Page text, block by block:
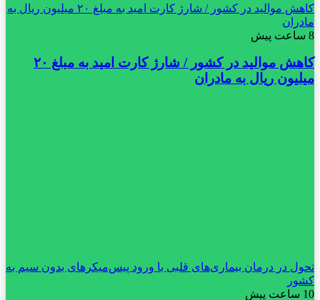
کاهش موالید در کشور / شارژ کارت امید به مبلغ ۲۰ میلیون ریال به
مادران
8 ساعت پیش
کاهش موالید در کشور / شارژ کارت امید به مبلغ ۲۰
میلیون ریال به مادران
تحول در درمان بیماری‌های قلبی با ورود پیس‌میکرهای بدون سیم به
کشور
10 ساعت پیش